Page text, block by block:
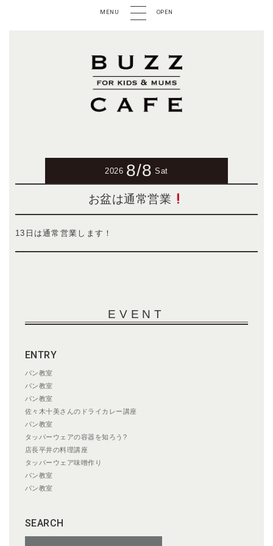
MENU OPEN
2026 8/8 Sat
お盆は通常営業
13日は通常営業します！
EVENT
ENTRY
パン教室
パン教室
パン教室
佐々木十美さんのドライカレー講座
パン教室
タッパーウェアの容器を知ろう?
店長平井の料理講座
タッパーウェア味噌作り
パン教室
パン教室
SEARCH